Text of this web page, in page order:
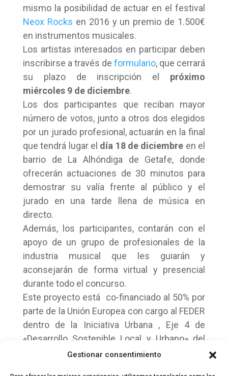
Gestionar consentimiento
mismo la posibilidad de actuar en el festival
Neox Rocks en 2016 y un premio de 1.500€
en instrumentos musicales.
Los artistas interesados en participar deben
inscribirse a través deformulario, que cerrará
su plazo de inscripción el próximo
miércoles 9 de diciembre.
Los dos participantes que reciban mayor
número de votos, junto a otros dos elegidos
por un jurado profesional, actuarán en la final
que tendrá lugar el día 18 de diciembre en el
barrio de La Alhóndiga de Getafe, donde
ofrecerán actuaciones de 30 minutos para
demostrar su valía frente al público y el
jurado en una tarde llena de música en
directo.
Además, los participantes, contarán con el
apoyo de un grupo de profesionales de la
industria musical que les guiarán y
aconsejarán de forma virtual y presencial
durante todo el concurso.
Este proyecto está co-financiado al 50% por
parte de la Unión Europea con cargo al FEDER
dentro de la Iniciativa Urbana , Eje 4 de
«Desarrollo Sostenible Local y Urbano» del
Programa Operativo FEDER de Madrid 2007-